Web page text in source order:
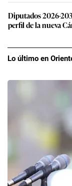
Diputados 2026-
perfil de la nueva
Lo último en